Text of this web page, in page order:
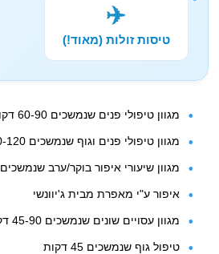
✈️
טיסות זולות (מאוד!)
מגוון טיפולי פנים שנמשכים 60-90 דקות
מגוון טיפולי פנים וגוף שנמשכים 90-120 דקות
מגוון שיעורי איפור בוקר/ערב שנמשכים 60-90 דקות
איפור ע"י מאפרת מבית ג'יוונשי
מגוון עסויים שונים שנמשכים 45-90 דקות
טיפול גוף שנמשכים 45 דקות